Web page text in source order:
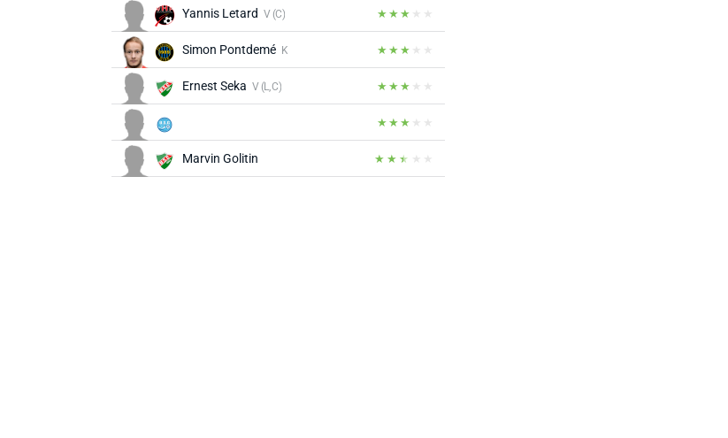
Yannis Letard V (C)
Simon Pontdemé K
Ernest Seka V (L, C)
Marvin Golitin